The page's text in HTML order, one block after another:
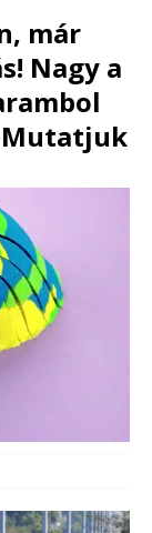
már
Nagy a
Mutatjuk